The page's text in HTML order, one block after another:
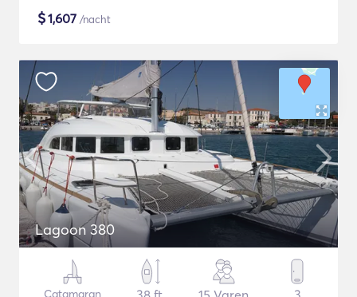
$1,607 /nacht
Lagoon 380
Catamaran